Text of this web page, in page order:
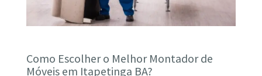
Como Escolher o Melhor Montador de
Móveis em Itapetinga BA?